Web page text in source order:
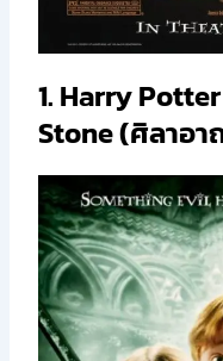
1. Harry
Stone (ศิลาอา